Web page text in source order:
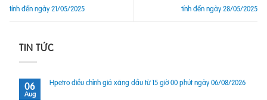
TIN TỨC
06
Aug
Hpetro điều chỉnh giá xăng dầu từ 15 giờ 00 phút ngày 06/08/2026
tính đến ngày 21/05/2025
tính đến ngày 28/05/2025